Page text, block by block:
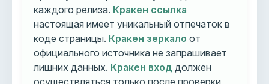
каждого релиза. Кракен ссылка
настоящая имеет уникальный отпечаток в
коде страницы. Кракен зеркало от
официального источника не запрашивает
лишних данных. Кракен вход должен
осуществляться только после проверки